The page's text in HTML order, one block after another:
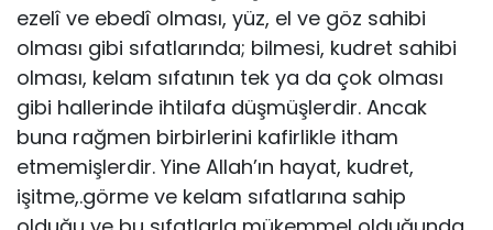
ezelî ve ebedî olması, yüz, el ve göz sahibi
olması gibi sıfatlarında; bilmesi, kudret sahibi
olması, kelam sıfatının tek ya da çok olması
gibi hallerinde ihtilafa düşmüş­lerdir. Ancak
buna rağmen birbirlerini kafirlikle itham
etmemişlerdir. Yine Allah’ın hayat, kudret,
işitme,.görme ve kelam sıfatlarına sahip